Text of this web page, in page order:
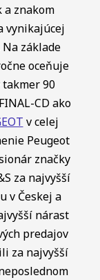
a znakom
vynikajúcej
základe
oceňuje
90
CD ako
v celej
Peugeot
značky
za najvyšší
v Českej a
nárast
predajov
za najvyšší